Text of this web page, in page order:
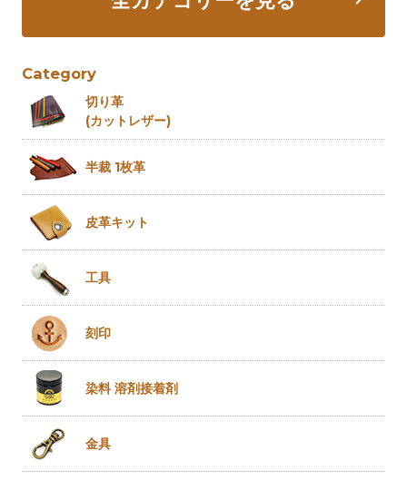
Category
切り革
(カットレザー)
半裁 1枚革
皮革キット
工具
刻印
染料 溶剤接着剤
金具